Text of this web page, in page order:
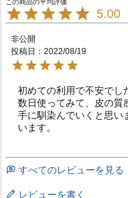
5.00
非公開
投稿日
2022/08/19
初めての利用で不安でし
数日使ってみて、皮の質
手に馴染んでいくと思い
います。
すべてのレビューを見る
レビューを書く